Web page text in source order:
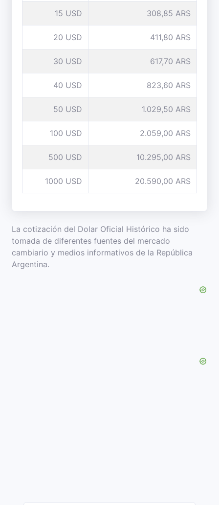
15 USD 308,85 ARS
20 USD 411,80 ARS
30 USD 617,70 ARS
40 USD 823,60 ARS
50 USD 1.029,50 ARS
100 USD 2.059,00 ARS
500 USD 10.295,00 ARS
1000 USD 20.590,00 ARS
La cotización del Dolar Oficial Histórico ha sido
tomada de diferentes fuentes del mercado
cambiario y medios informativos de la República
Argentina.